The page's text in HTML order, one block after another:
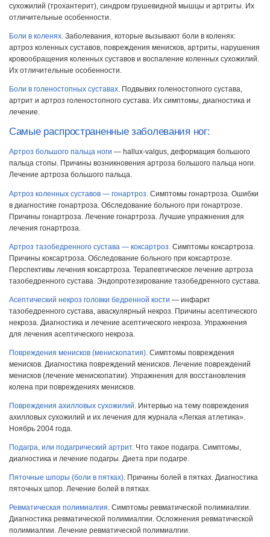
сухожилий (трохантерит), синдром грушевидной мышцы и артриты. Их
отличительные особенности.
Боли в коленях. Заболевания, которые вызывают боли в коленях:
артроз коленных суставов, повреждения менисков, артриты, нарушения
кровообращения коленных суставов и воспаление коленных сухожилий.
Их отличительные особенности.
Боли в голеностопных суставах. Подвывих голеностопного сустава,
артрит и артроз голеностопного сустава. Их симптомы, диагностика и
лечение.
Самые распространенные заболевания ног:
Артроз большого пальца ноги — hallux-valgus, деформация большого
пальца стопы. Причины возникновения артроза большого пальца ноги.
Лечение артроза большого пальца.
Артроз коленных суставов — гонартроз . Симптомы гонартроза. Ошибки
в диагностике гонартроза. Обследование больного при гонартрозе.
Причины гонартроза. Лечение гонартроза. Лучшие упражнения для
лечения гонартроза.
Артроз тазобедренного сустава — коксартроз. Симптомы коксартроза.
Причины коксартроза. Обследование больного при коксартрозе.
Перспективы лечения коксартроза. Терапевтическое лечение артроза
тазобедренного сустава. Эндопротезирование тазобедренного сустава.
Асептический некроз головки бедренной кости — инфаркт
тазобедренного сустава, аваскулярный некроз. Причины асептического
некроза. Диагностика и лечение асептического некроза. Упражнения
для лечения асептического некроза.
Повреждения менисков (менископатия). Симптомы повреждения
менисков. Диагностика повреждений менисков. Лечение повреждений
менисков (лечение менископатии). Упражнения для восстановления
колена при повреждениях менисков.
Повреждения ахилловых сухожилий. Интервью на тему повреждения
ахилловых сухожилий и их лечения для журнала «Легкая атлетика».
Ноябрь 2004 года.
Подагра, или подагрический артрит. Что такое подагра. Симптомы,
диагностика и лечение подагры. Диета при подагре.
Пяточные шпоры (боли в пятках). Причины болей в пятках. Диагностика
пяточных шпор. Лечение болей в пятках.
Ревматическая полимиалгия. Симптомы ревматической полимиалгии.
Диагностика ревматической полимиалгии. Осложнения ревматической
полимиалгии. Лечение ревматической полимиалгии.